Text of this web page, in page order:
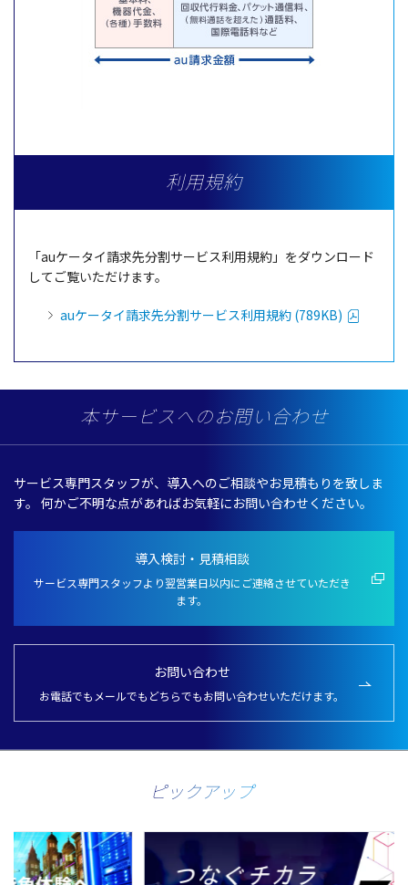
利用規約
「auケータイ請求先分割サービス利用規約」をダウンロード
してご覧いただけます。
auケータイ請求先分割サービス利用規約 (789KB)
本サービスへのお問い合わせ
サービス専門スタッフが、導入へのご相談やお見積もりを致しま
す。 何かご不明な点があればお気軽にお問い合わせください。
導入検討・見積相談
サービス専門スタッフより翌営業日以内にご連絡させていただき
ます。
お問い合わせ
お電話でもメールでもどちらでもお問い合わせいただけます。
ピックアップ